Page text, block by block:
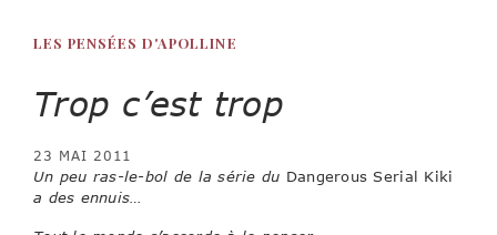
LES PENSÉES D'APOLLINE
Trop c’est trop
23 MAI 2011
Un peu ras-le-bol de la série du Dangerous Serial Kiki
a des ennuis…